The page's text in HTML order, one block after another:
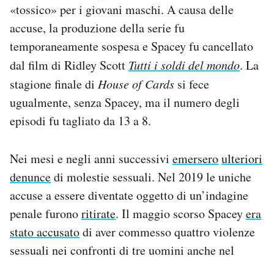
«tossico» per i giovani maschi. A causa delle
accuse, la produzione della serie fu
temporaneamente sospesa e Spacey fu cancellato
dal film di Ridley Scott Tutti i soldi del mondo. La
stagione finale di House of Cards si fece
ugualmente, senza Spacey, ma il numero degli
episodi fu tagliato da 13 a 8.
Nei mesi e negli anni successivi emerseroulteriori
denuncedi molestie sessuali. Nel 2019 le uniche
accuse a essere diventate oggetto di un’indagine
penale furonoritirate. Il maggio scorso Spaceyera
stato accusatodi aver commesso quattro violenze
sessuali nei confronti di tre uomini anche nel